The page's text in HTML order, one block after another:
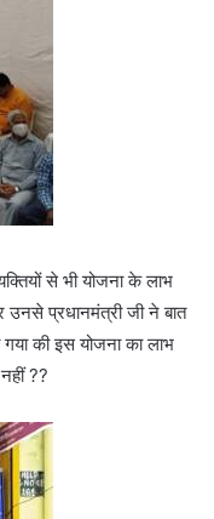
से भी योजना के लाभ
उनसे प्रधानमंत्री जी ने बात
की इस योजना का लाभ
??